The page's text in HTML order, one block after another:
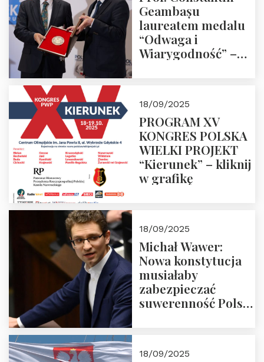
Geambașu
laureatem medalu
“Odwaga i
Wiarygodność” –
18/09/2025
PROGRAM XV
KONGRES POLSKA
WIELKI PROJEKT
“Kierunek” – kliknij
w grafikę
18/09/2025
Michał Wawer:
Nowa konstytucja
musiałaby
zabezpieczać
suwerenność Polski
18/09/2025